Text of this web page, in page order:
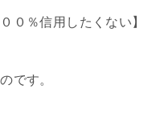
０％信用したくない】
です。